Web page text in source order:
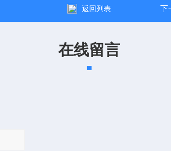
返回列表 下一
在线留言